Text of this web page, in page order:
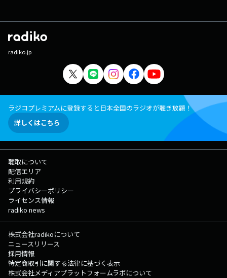
radiko.jp
ラジコプレミアムに登録すると日本全国のラジオが聴き放題！
詳しくはこちら
聴取について
配信エリア
利用規約
プライバシーポリシー
ライセンス情報
radiko news
株式会社radikoについて
ニュースリリース
採用情報
特定商取引に関する法律に基づく表示
株式会社メディアプラットフォームラボについて